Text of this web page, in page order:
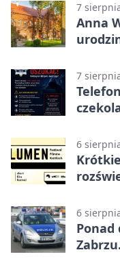
7
Anna
7
6
6